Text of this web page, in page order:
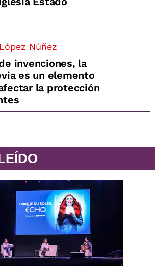
Núñez
invenciones, la
es un elemento
la protección